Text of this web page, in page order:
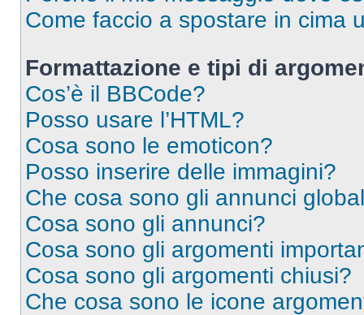
Come faccio a spostare in cima
Formattazione e tipi di
Cos’è il BBCode?
Posso usare l’HTML?
Cosa sono le emoticon?
Posso inserire delle immagini?
Che cosa sono gli annunci
Cosa sono gli annunci?
Cosa sono gli argomenti
Cosa sono gli argomenti chiusi?
Che cosa sono le icone